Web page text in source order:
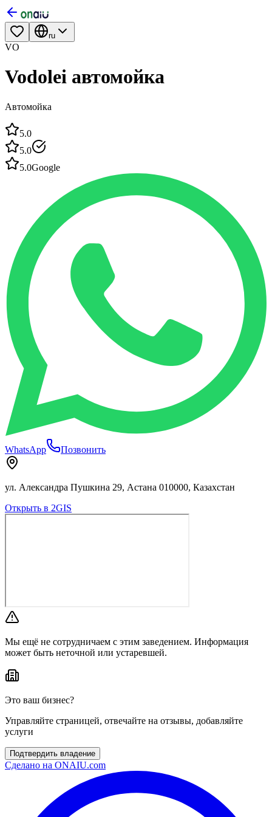
ru
VO
Vodolei автомойка
Автомойка
5.0
5.0
5.0Google
WhatsApp Позвонить
ул. Александра Пушкина 29, Астана 010000, Казахстан
Открыть в 2GIS
Мы ещё не сотрудничаем с этим заведением. Информация
может быть неточной или устаревшей.
Это ваш бизнес?
Управляйте страницей, отвечайте на отзывы, добавляйте
услуги
Подтвердить владение
Сделано на ONAIU.com